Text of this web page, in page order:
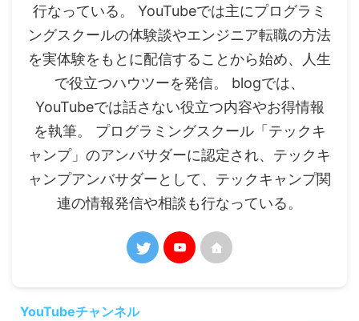
行なっている。 YouTubeでは主にプログラミ
ングスクールの体験談やエンジニア転職の方法
を実体験をもとに配信することから始め、人生
で役立つハウツーを発信。 blogでは、
YouTubeでは話さない役立つ内容やお得情報
を執筆。 プログラミングスクール「テックキ
ャンプ」のアンバサダーに認定され、テックキ
ャンプアンバサダーとして、テックキャンプ関
連の情報発信や相談も行なっている。
YouTubeチャンネル